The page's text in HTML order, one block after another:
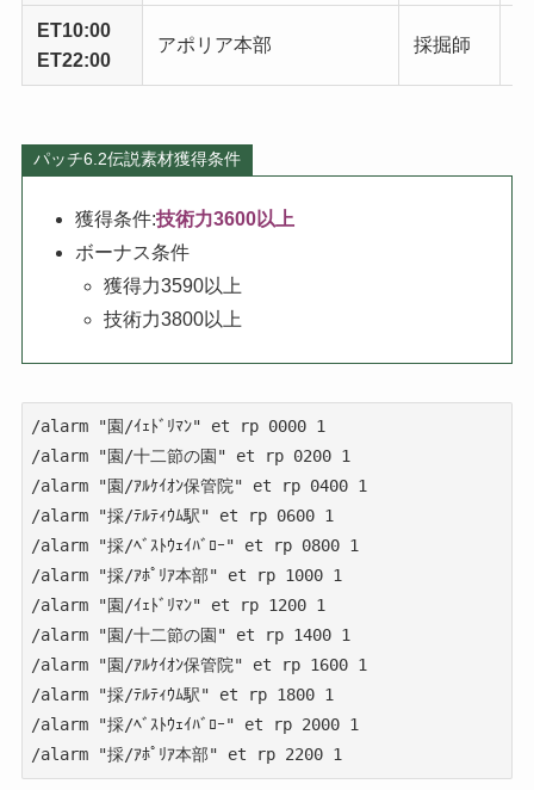
ET10:00
ET22:00
アポリア本部 採掘師
パッチ6.2伝説素材獲得条件
獲得条件:技術力3600以上
ボーナス条件
獲得力3590以上
技術力3800以上
/alarm "園/ｲｪﾄﾞﾘﾏﾝ" et rp 0000 1
/alarm "園/十二節の園" et rp 0200 1
/alarm "園/ｱﾙｹｲｵﾝ保管院" et rp 0400 1
/alarm "採/ﾃﾙﾃｨｳﾑ駅" et rp 0600 1
/alarm "採/ﾍﾞｽﾄｳｪｲﾊﾞﾛｰ" et rp 0800 1
/alarm "採/ｱﾎﾟﾘｱ本部" et rp 1000 1
/alarm "園/ｲｪﾄﾞﾘﾏﾝ" et rp 1200 1
/alarm "園/十二節の園" et rp 1400 1
/alarm "園/ｱﾙｹｲｵﾝ保管院" et rp 1600 1
/alarm "採/ﾃﾙﾃｨｳﾑ駅" et rp 1800 1
/alarm "採/ﾍﾞｽﾄｳｪｲﾊﾞﾛｰ" et rp 2000 1
/alarm "採/ｱﾎﾟﾘｱ本部" et rp 2200 1